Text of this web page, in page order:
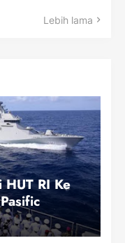
Lebih lama
HUT RI Ke